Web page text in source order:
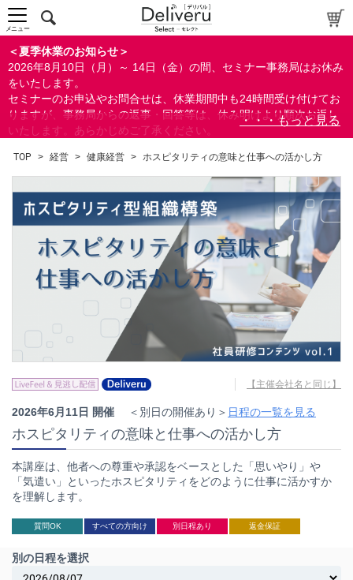
＜夏季休業のお知らせ＞
2026年8月10日（月）～ 14日（金）の間、セミナー事務局はお休み
をいたします。
セミナーのお申込やお問合せは、休業期間中も24時間受け付けてお
りますが、事務局からの返事・回答等は、休み明けより順次お返し
いたします。あらかじめご了承ください。
ができます。
メニュー
TOP > 経営 > 健康経営 > ホスピタリティの意味と仕事への活かし方
【主催会社名と同じ】
2026年6月11日 開催 ＜別日の開催あり＞ 日程の一覧を見る
ホスピタリティの意味と仕事への活かし方
本講座は、他者への尊重や承認をベースとした「思いやり」や
「気遣い」といったホスピタリティをどのように仕事に活かすか
を理解します。
質問OK すべての方向け 別日程あり 返金保証
別の日程を選択